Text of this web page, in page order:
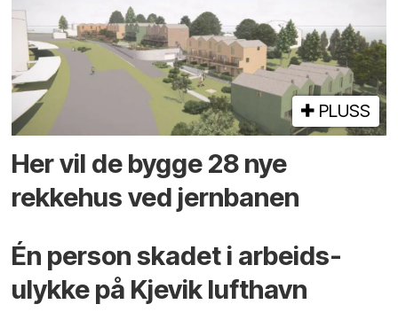
PLUSS
Her vil de bygge 28 nye
rekkehus ved jernbanen
Én person skadet i arbeids­
ulykke på Kjevik lufthavn